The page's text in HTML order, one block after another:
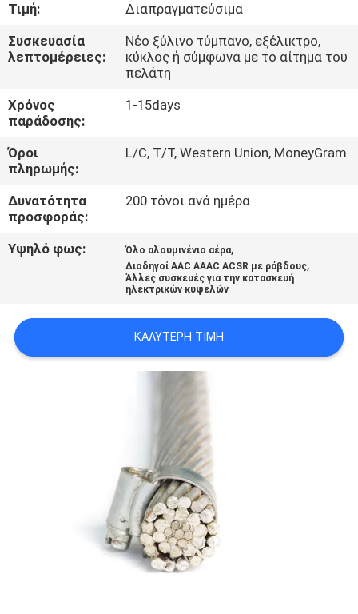
ΕΛΆΤΕ
ΣΕ
ΕΠΑΦΉ
ΜΕ
ΕΙΔΉΣΕΙΣ
ΖΗΤΉΣΤΕ
ΈΝΑ
ΑΠΌΣΠΑΣΜΑ
PRIVACY
Τιμή:
Διαπραγματεύσιμα
Συσκευασία
λεπτομέρειες:
Νέο ξύλινο τύμπανο, εξέλικτρο,
κύκλος ή σύμφωνα με το αίτημα του
πελάτη
Χρόνος
παράδοσης:
1-15days
Όροι
πληρωμής:
L/C, T/T, Western Union, MoneyGram
Δυνατότητα
προσφοράς:
200 τόνοι ανά ημέρα
Υψηλό φως: Όλο αλουμινένιο αέρα,
Διοδηγοί AAC AAAC ACSR με ράβδους,
Άλλες συσκευές για την κατασκευή
ηλεκτρικών κυψελών
ΚΑΛΎΤΕΡΗ ΤΙΜΉ